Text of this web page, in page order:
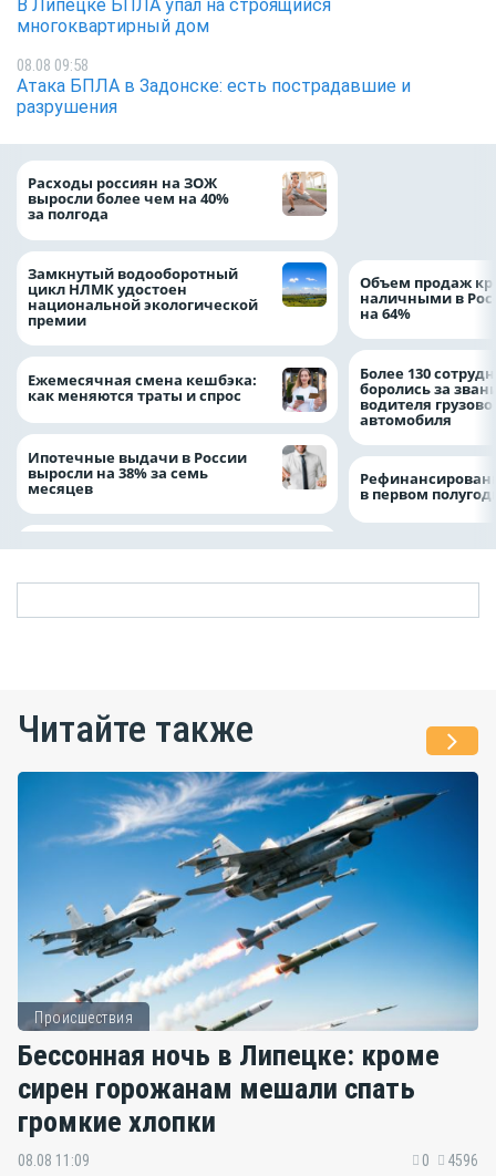
В Липецке БПЛА упал на строящийся
многоквартирный дом
08.08 09:58
Атака БПЛА в Задонске: есть пострадавшие и
разрушения
Расходы россиян на ЗОЖ
выросли более чем на 40%
за полгода
Замкнутый водооборотный
цикл НЛМК удостоен
национальной экологической
премии
Ежемесячная смена кешбэка:
как меняются траты и спрос
Ипотечные выдачи в России
выросли на 38% за семь
месяцев
Объем продаж
наличными в
на 64%
Более 130
боролись за
водителя
автомобиля
в первом
Читайте также
Происшествия
Бессонная ночь в Липецке: кроме
сирен горожанам мешали спать
громкие хлопки
08.08 11:09 0 4596